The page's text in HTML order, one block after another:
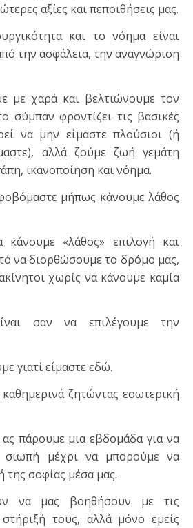
αξίες και πεποιθήσεις μας.
και το νόημα είναι
την ασφάλεια, την αναγνώριση
με χαρά και βελτιώνουμε τον
σύμπαν φροντίζει τις βασικές
να μην είμαστε πλούσιοι (ή
αλλά ζούμε ζωή γεμάτη
ικανοποίηση και νόημα.
μήπως κάνουμε λάθος
κάνουμε «λάθος» επιλογή και
να διορθώσουμε το δρόμο μας,
χωρίς να κάνουμε καμία
σαν να επιλέγουμε την
γιατί είμαστε εδώ.
ζητώντας εσωτερική
πάρουμε μια εβδομάδα για να
σιωπή μέχρι να μπορούμε να
σοφίας μέσα μας.
να μας βοηθήσουν με τις
τους, αλλά μόνο εμείς